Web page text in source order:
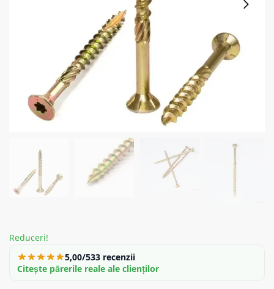
Reduceri!
5,00/533 recenzii
Citește părerile reale ale clienților